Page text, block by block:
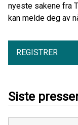
nyeste sakene fra
kan melde deg av
REGISTRER
Siste